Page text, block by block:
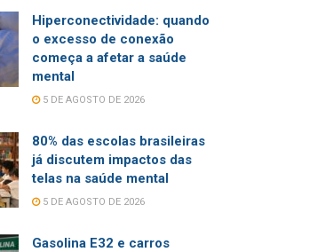
Hiperconectividade: quando
o excesso de conexão
começa a afetar a saúde
mental
5 DE AGOSTO DE 2026
80% das escolas brasileiras
já discutem impactos das
telas na saúde mental
5 DE AGOSTO DE 2026
Gasolina E32 e carros